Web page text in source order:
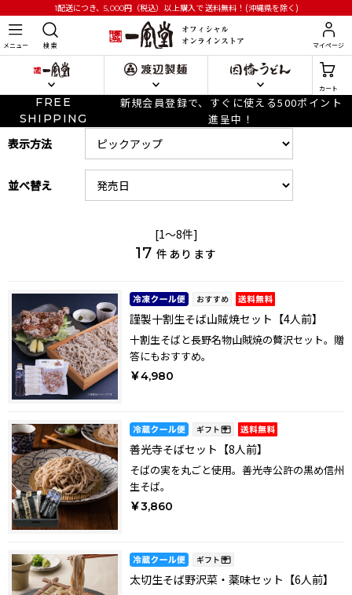
1配送につき、5,000円 （税込）以上購入で送料無料！(沖縄県を除く)
メニュー 検 索 マイページ
カート
FREE
SHIPPING
新規会員登録で、すぐに使える500ポイント
進呈中！
表示方法
並べ替え
[1～8件]
17 件あります
謹製十割生そば山賊焼セット【4人前】
十割生そばと長野名物山賊焼の贅沢セット。贈
答にもおすすめ。
￥4,980
善光寺そばセット【8人前】
そばの実を丸ごと使用。善光寺公許の黒め信州
生そば。
￥3,860
太切生そば野沢菜・薬味セット【6人前】